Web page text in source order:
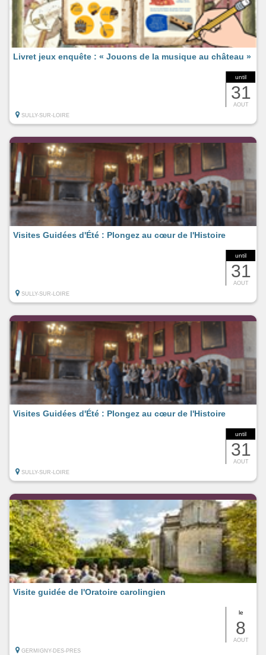
until
31
AOUT
Livret jeux enquête : « Jouons de la musique au château »
SULLY-SUR-LOIRE
until
31
AOUT
Visites Guidées d'Été : Plongez au cœur de l'Histoire
SULLY-SUR-LOIRE
until
31
AOUT
Visites Guidées d'Été : Plongez au cœur de l'Histoire
SULLY-SUR-LOIRE
le
8
AOUT
Visite guidée de l'Oratoire carolingien
GERMIGNY-DES-PRES